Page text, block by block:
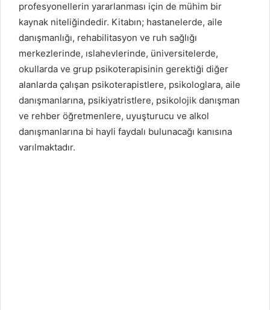
profesyonellerin yararlanması için de mühim bir
kaynak niteliğindedir. Kitabın; hastanelerde, aile
danışmanlığı, rehabilitasyon ve ruh sağlığı
merkezlerinde, ıslahevlerinde, üniversitelerde,
okullarda ve grup psikoterapisinin gerektiği diğer
alanlarda çalışan psikoterapistlere, psikologlara, aile
danışmanlarına, psikiyatristlere, psikolojik danışman
ve rehber öğretmenlere, uyuşturucu ve alkol
danışmanlarına bi hayli faydalı bulunacağı kanısına
varılmaktadır.